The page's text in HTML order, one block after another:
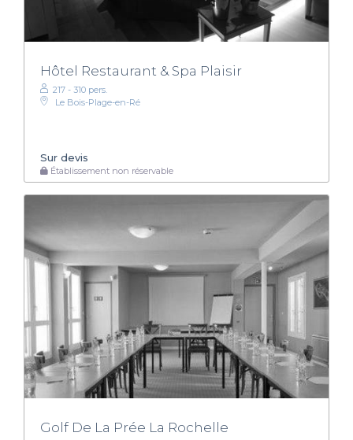
Hôtel Restaurant & Spa Plaisir
217 - 310 pers.
Le Bois-Plage-en-Ré
Sur devis
Établissement non réservable
Golf De La Prée La Rochelle